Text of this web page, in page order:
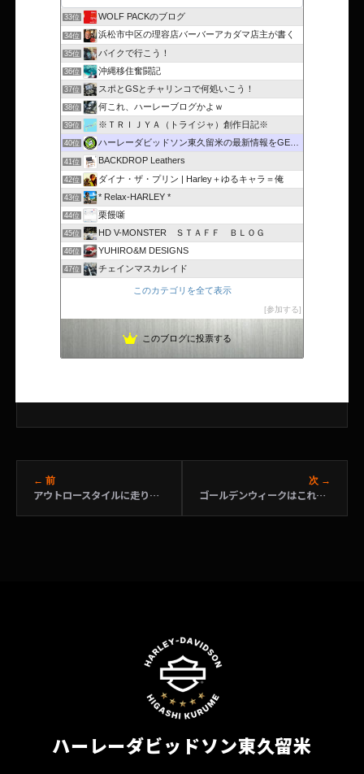
33位 WOLF PACKのブログ
34位 浜松市中区の理容店バーバーアカダマ店主が書く
35位 バイクで行こう！
36位 沖縄移住奮闘記
37位 スポとGSとチャリンコで何処いこう！
38位 何これ、ハーレーブログかよｗ
39位 ※ＴＲＩＪＹＡ（トライジャ）創作日記※
40位 ハーレーダビッドソン東久留米の最新情報をGET！
41位 BACKDROP Leathers
42位 ダイナ・ザ・プリン | Harley＋ゆるキャラ＝俺
43位 * Relax-HARLEY *
44位 栗饅噺
45位 HD V-MONSTER ＳＴＡＦＦ ＢＬＯＧ
46位 YUHIRO&M DESIGNS
47位 チェインマスカレイド
このカテゴリを全て表示
参加する
このブログに投票する
← 前
アウトロースタイルに走りをプラス！？
次 →
ゴールデンウィークはこれで決まり！！４日間特別イベント開催！
ハーレーダビッドソン東久留米